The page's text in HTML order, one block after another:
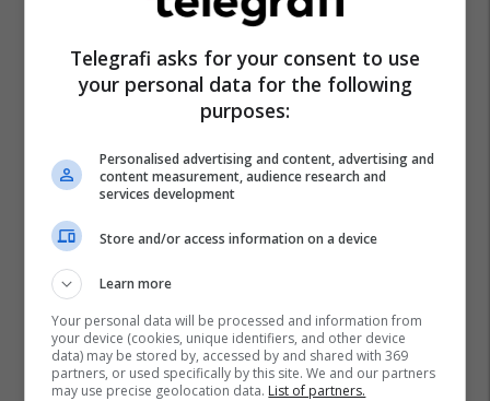
Telegrafi asks for your consent to use
your personal data for the following
purposes:
Personalised advertising and content, advertising and
content measurement, audience research and
services development
Store and/or access information on a device
Learn more
Your personal data will be processed and information from
your device (cookies, unique identifiers, and other device
data) may be stored by, accessed by and shared with 369
partners, or used specifically by this site. We and our partners
may use precise geolocation data. List of partners.